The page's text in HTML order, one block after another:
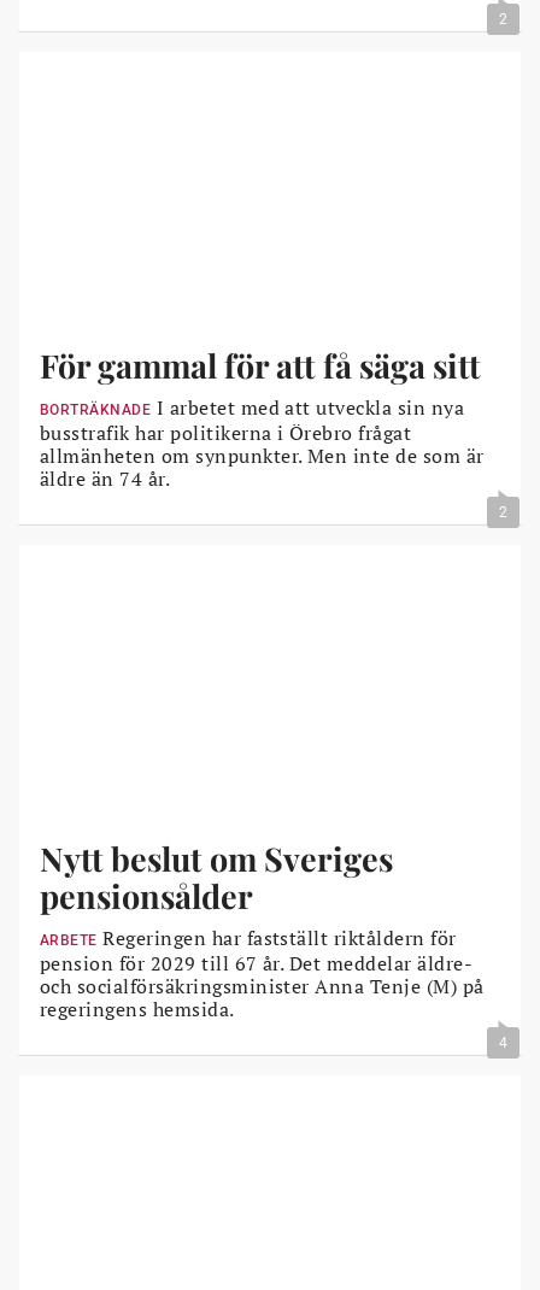
2
För gammal för att få säga sitt
BORTRÄKNADE I arbetet med att utveckla sin nya
busstrafik har politikerna i Örebro frågat
allmänheten om synpunkter. Men inte de som är
äldre än 74 år.
2
Nytt beslut om Sveriges
pensionsålder
ARBETE Regeringen har fastställt riktåldern för
pension för 2029 till 67 år. Det meddelar äldre-
och socialförsäkringsminister Anna Tenje (M) på
regeringens hemsida.
4